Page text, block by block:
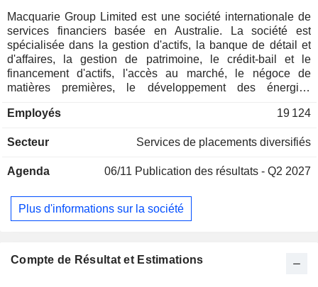
Macquarie Group Limited est une société internationale de
services financiers basée en Australie. La société est
spécialisée dans la gestion d'actifs, la banque de détail et
d'affaires, la gestion de patrimoine, le crédit-bail et le
financement d'actifs, l'accès au marché, le négoce de
matières premières, le développement des énergies
l'investissement principal. Ses segments comprennent
Financial Services (BFS), Commodities and Global Markets
solutions d'investissement aux clients à travers une gamme
publics. Le segment BFS fournit une gamme de produits et
de services de banque personnelle, de gestion de
segment CGM est une entreprise mondiale qui offre des
Employés 19 124
Secteur Services de placements diversifiés
Agenda 06/11 Publication des résultats - Q2 2027
Plus d'informations sur la société
Compte de Résultat et Estimations